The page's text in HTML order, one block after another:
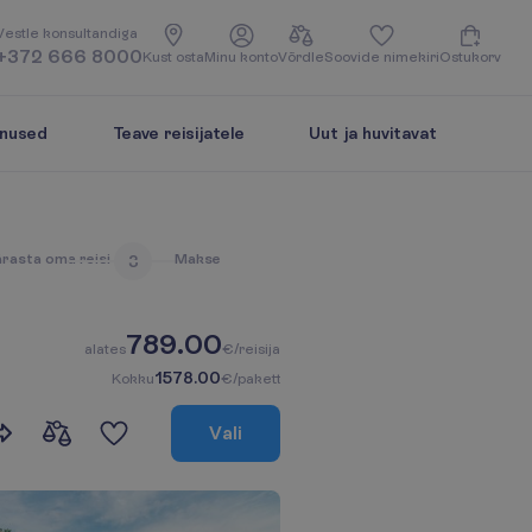
estle konsultandiga
666 8000Kust ostaMinu kontoVõrdleSoovide nimekiriOstukorv
Teave reisijatele Uut ja huvitavat
rasta oma reisi 3 Makse
alates789.00€/reisija
Kokku1578.00€/pakett
Vali